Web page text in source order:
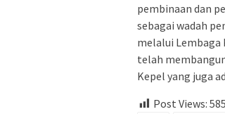
pembinaan dan
sebagai wadah
melalui Lembaga
telah
Kepel yang juga
Post Views: 585